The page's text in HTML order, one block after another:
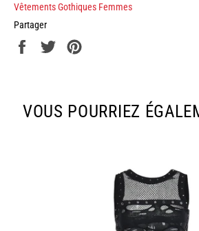
Vêtements Gothiques Femmes
Partager
PartagerTweeter
VOUS POURRIEZ